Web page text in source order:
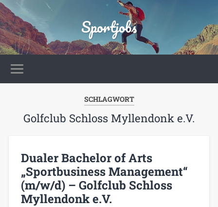
Sportjobs
SCHLAGWORT
Golfclub Schloss Myllendonk e.V.
Dualer Bachelor of Arts
„Sportbusiness Management“
(m/w/d) – Golfclub Schloss
Myllendonk e.V.